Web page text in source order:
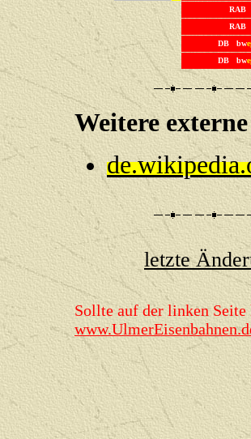
RAB
RAB
DB bw
DB bw
Weitere
letzte
Sollte auf der linken